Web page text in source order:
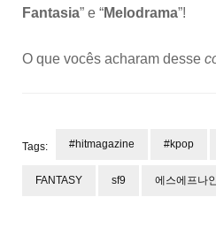
Fantasia” e “Melodrama”!
O que vocês acharam desse
Tags: #hitmagazine #kpop
FANTASY sf9 에스에프나